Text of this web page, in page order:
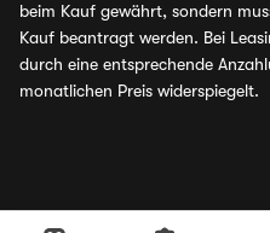
beim Kauf gewährt, sondern
Kauf beantragt werden. Bei
durch eine entsprechende
monatlichen Preis widerspiegelt.